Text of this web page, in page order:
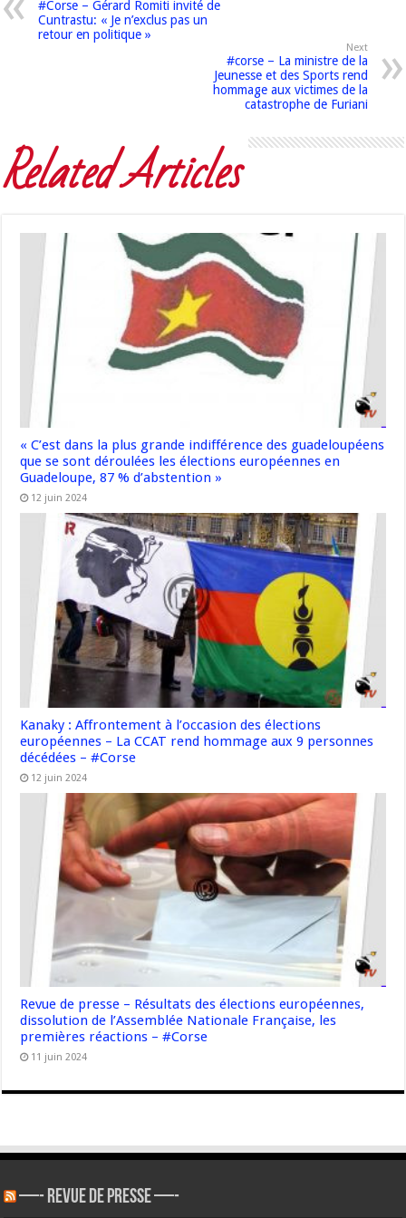
#Corse – Gérard Romiti invité de
Cuntrastu: « Je n’exclus pas un
retour en politique »
Next
#corse – La ministre de la
Jeunesse et des Sports rend
hommage aux victimes de la
catastrophe de Furiani
Related Articles
« C’est dans la plus grande indifférence des guadeloupéens
que se sont déroulées les élections européennes en
Guadeloupe, 87 % d’abstention »
12 juin 2024
Kanaky : Affrontement à l’occasion des élections
européennes – La CCAT rend hommage aux 9 personnes
décédées – #Corse
12 juin 2024
Revue de presse – Résultats des élections européennes,
dissolution de l’Assemblée Nationale Française, les
premières réactions – #Corse
11 juin 2024
—- REVUE DE PRESSE —-